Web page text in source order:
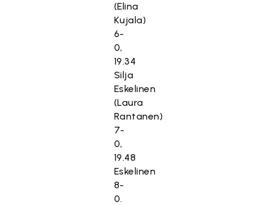
(Elina
Kujala)
6-
0,
19.34
Silja
Eskelinen
(Laura
Rantanen)
7-
0,
19.48
Eskelinen
8-
0.